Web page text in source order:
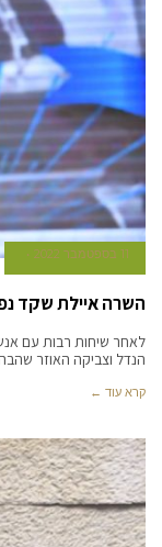
11 בספטמבר 2022
השרה איילת שקד
לאחר שיחות רבות עם
הנדל וצביקה האוזר
קרא עוד ←